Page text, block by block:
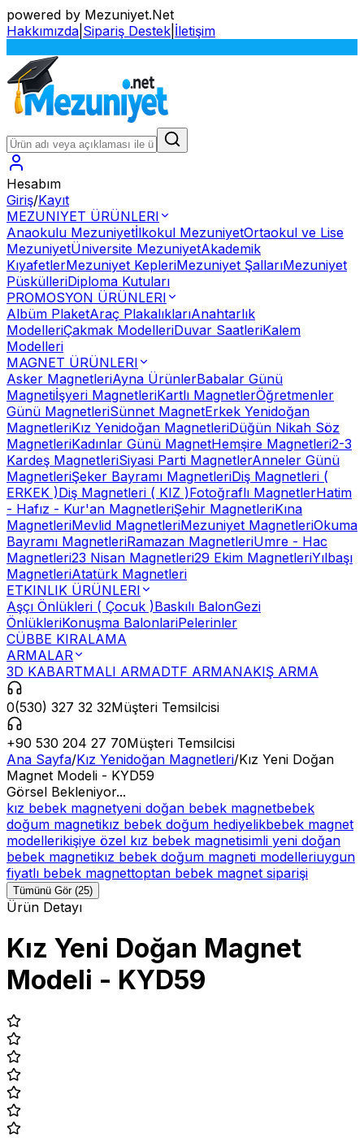
powered by Mezuniyet.Net
Hakkımızda Sipariş Destek İletişim
Hesabım
Giriş/Kayıt
MEZUNIYET ÜRÜNLERI
Anaokulu Mezuniyetİlkokul MezuniyetOrtaokul ve Lise
MezuniyetÜniversite MezuniyetAkademik
KıyafetlerMezuniyet KepleriMezuniyet ŞallarıMezuniyet
PüskülleriDiploma Kutuları
PROMOSYON ÜRÜNLERI
Albüm PlaketAraç PlakalıklarıAnahtarlık
ModelleriÇakmak ModelleriDuvar SaatleriKalem
Modelleri
MAGNET ÜRÜNLERI
Asker MagnetleriAyna ÜrünlerBabalar Günü
Magnetiİşyeri MagnetleriKartlı MagnetlerÖğretmenler
Günü MagnetleriSünnet MagnetErkek Yenidoğan
MagnetleriKız Yenidoğan MagnetleriDüğün Nikah Söz
MagnetleriKadınlar Günü MagnetHemşire Magnetleri2-3
Kardeş MagnetleriSiyasi Parti MagnetlerAnneler Günü
MagnetleriŞeker Bayramı MagnetleriDiş Magnetleri (
ERKEK )Diş Magnetleri ( KIZ )Fotoğraflı MagnetlerHatim
- Hafız - Kur'an MagnetleriŞehir MagnetleriKına
MagnetleriMevlid MagnetleriMezuniyet MagnetleriOkuma
Bayramı MagnetleriRamazan MagnetleriUmre - Hac
Magnetleri23 Nisan Magnetleri29 Ekim MagnetleriYılbaşı
MagnetleriAtatürk Magnetleri
ETKINLIK ÜRÜNLERI
Aşçı Önlükleri ( Çocuk )Baskılı BalonGezi
ÖnlükleriKonuşma BalonlariPelerinler
CÜBBE KIRALAMA
ARMALAR
3D KABARTMALI ARMADTF ARMANAKIŞ ARMA
0(530) 327 32 32Müşteri Temsilcisi
+90 530 204 27 70Müşteri Temsilcisi
Ana Sayfa/Kız Yenidoğan Magnetleri/Kız Yeni Doğan
Magnet Modeli - KYD59
Görsel Bekleniyor...
kız bebek magnetyeni doğan bebek magnetbebek
doğum magnetikız bebek doğum hediyelikbebek magnet
modellerikişiye özel kız bebek magnetisimli yeni doğan
bebek magnetikız bebek doğum magneti modelleriuygun
fiyatlı bebek magnettoptan bebek magnet siparişi
Tümünü Gör (25)
Ürün Detayı
Kız Yeni Doğan Magnet
Modeli - KYD59